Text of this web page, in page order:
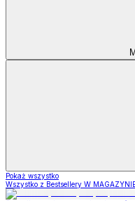
Pokaż wszystko
Wszystko z Bestsellery W